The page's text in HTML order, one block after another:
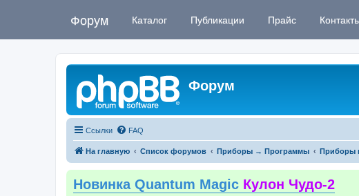
Форум Каталог Публикации Прайс
Форум
Ссылки FAQ
На главную Список форумов Приборы → Программы Приборы
Новинка Quantum Magic Кулон Чудо-2